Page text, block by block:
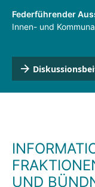
Federführender
Innen- und
UND